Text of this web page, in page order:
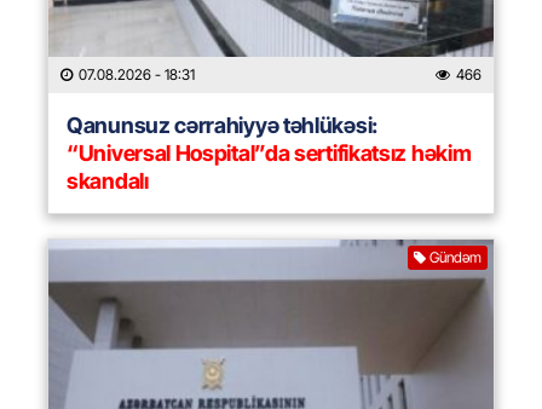
07.08.2026 - 18:31 466
Qanunsuz cərrahiyyə təhlükəsi:
“Universal Hospital”da sertifikatsız həkim
skandalı
Gündəm